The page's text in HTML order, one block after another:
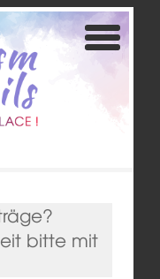
bitte mit